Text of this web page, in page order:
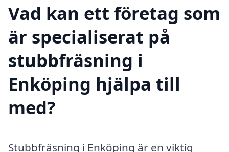
Vad kan ett företag som
är specialiserat på
stubbfräsning i
Enköping hjälpa till
med?
Stubbfräsning i Enköping är en viktig